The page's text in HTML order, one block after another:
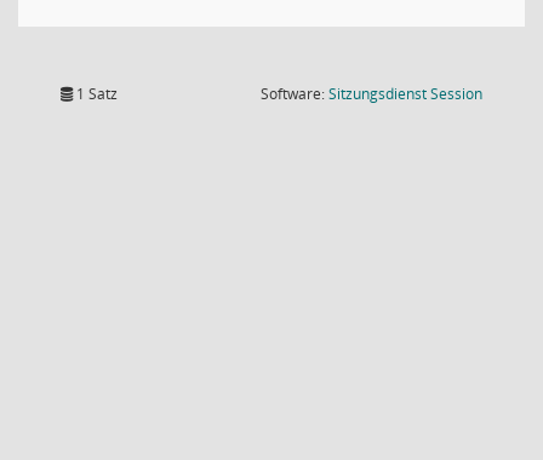
1 Satz Software:SitzungsdienstSession(Wird in